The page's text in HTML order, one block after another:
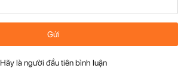
Gửi
Hãy là người đầu tiên bình luận